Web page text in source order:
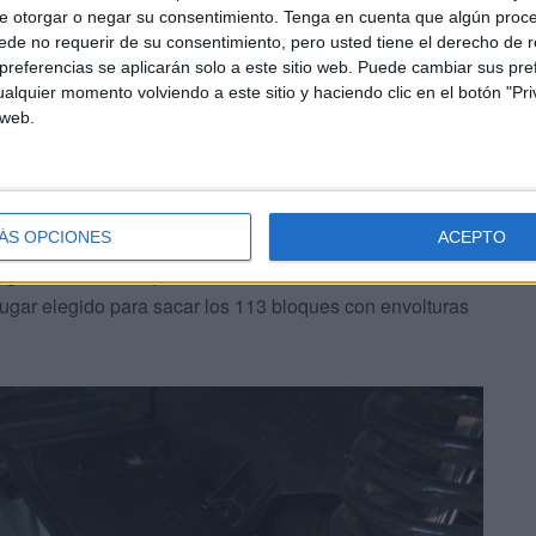
otorgar o negar su consentimiento. Tenga en cuenta que algún
no requerir de su consentimiento, pero usted tiene el derecho de
se aplicarán solo a este sitio web. Puede cambiar sus
momento volviendo a este sitio y haciendo clic en el botón
OPCIONES ACEPTO
España fue detenido cuando embarcaba con su
de hachís escondidos en el salpicadero.
era el hachís que fueron sacando en distintos
elegido para sacar los 113 bloques con envolturas